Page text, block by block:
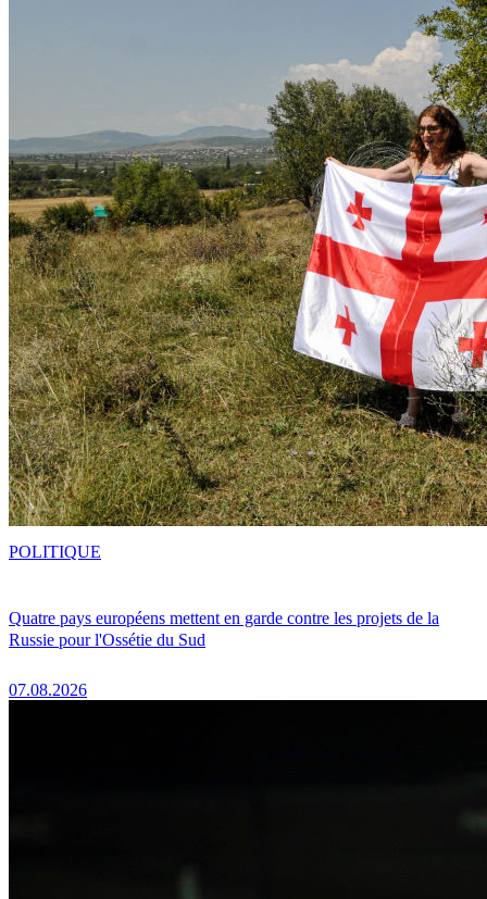
Quatre pays européens mettent en garde contre les projets de la
Russie pour l'Ossétie du Sud
07.08.2026
POLITIQUE